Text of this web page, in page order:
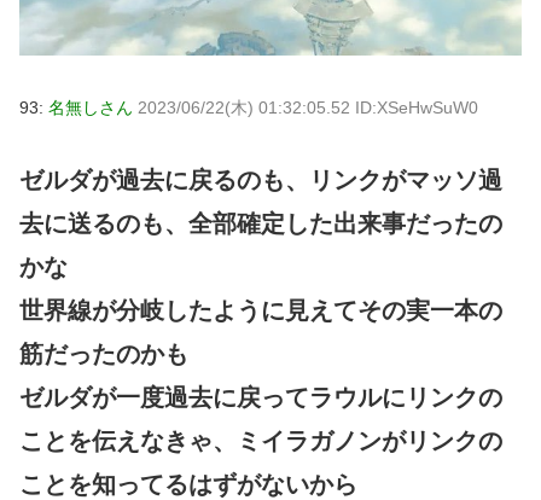
93: 名無しさん 2023/06/22(木) 01:32:05.52 ID:XSeHwSuW0
ゼルダが過去に戻るのも、リンクがマッソ過
去に送るのも、全部確定した出来事だったの
かな
世界線が分岐したように見えてその実一本の
筋だったのかも
ゼルダが一度過去に戻ってラウルにリンクの
ことを伝えなきゃ、ミイラガノンがリンクの
ことを知ってるはずがないから